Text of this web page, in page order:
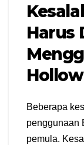
Harus
Hollow
Beberapa
penggunaan
pemula.